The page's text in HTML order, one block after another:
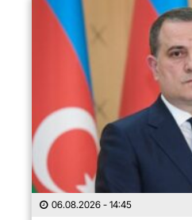
06.08.2026 - 14:45